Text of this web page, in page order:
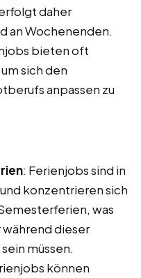
daher
an Wochenenden.
bieten oft
sich den
anpassen zu
: Ferienjobs sind in
konzentrieren sich
was
dieser
müssen.
können